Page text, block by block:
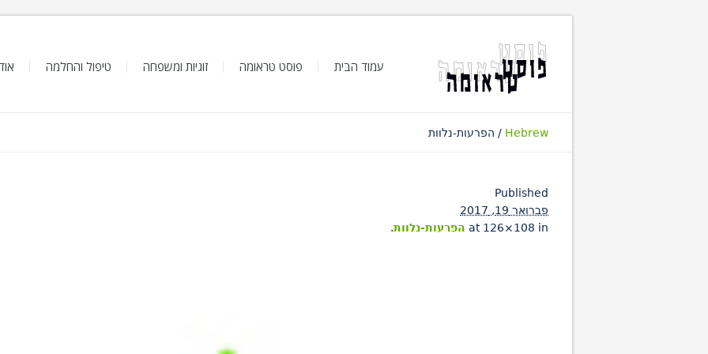
עמוד הבית פוסט טראומה זוגיות ומשפחה טיפול והחלמה
Hebrew
/ הפרעות-נלוות
Published
פברואר 19, 2017
at 126×108 in הפרעות-נלוות.